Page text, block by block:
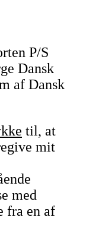
P/S
Dansk
af Dansk
til, at
mit
med
fra en af